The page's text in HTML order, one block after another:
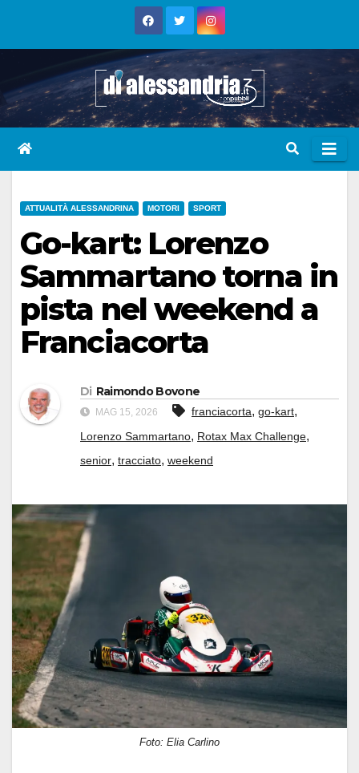
ATTUALITÀ ALESSANDRINA MOTORI SPORT
Go-kart: Lorenzo
Sammartano torna in
pista nel weekend a
Franciacorta
Di Raimondo Bovone
MAG 15, 2026 franciacorta, go-kart,
Lorenzo Sammartano, Rotax Max Challenge,
senior, tracciato, weekend
Foto: Elia Carlino